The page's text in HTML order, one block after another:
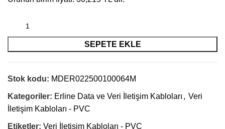
SEPETE EKLE
Stok kodu: MDER022500100064M
Kategoriler: Erline Data ve Veri İletişim Kabloları , Veri
İletişim Kabloları - PVC
Etiketler: Veri İletişim Kabloları - PVC